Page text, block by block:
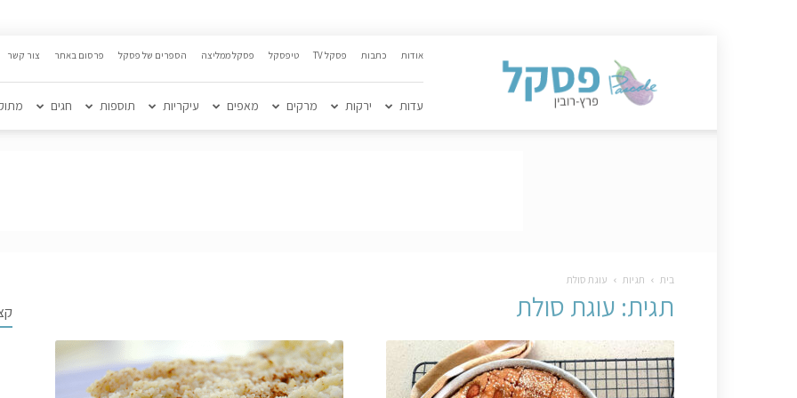
הקולינרי
פסקל
אודות כתבות פסקל TV טיפסקל פסקל ממליצה הספרים של פסקל פרסום באתר צור קשר
עדות ירקות מרקים מאפים עיקריות תוספות חגים
בית תגיות עוגת סולת
תגית: עוגת סולת